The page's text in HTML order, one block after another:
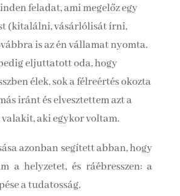
feladat, ami megelőz egy
(kitalálni, vásárlólisát írni,
is az én vállamat nyomta.
eljuttatott oda, hogy
élek, sok a félreértés okozta
iránt és elvesztettem azt a
aki egykor voltam.
azonban segített abban, hogy
a helyzetet, és ráébresszen: a
a tudatosság.